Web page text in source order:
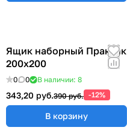
Ящик наборный Практик
200x200
0 0 В наличии: 8
343,20 руб.390 руб. -12%
В корзину